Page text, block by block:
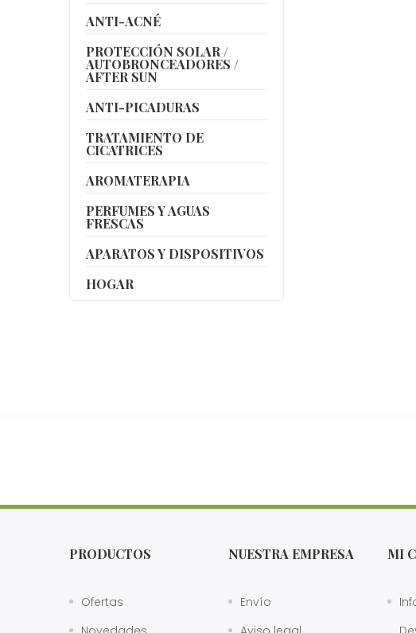
ANTI-ACNÉ
PROTECCIÓN SOLAR /
AUTOBRONCEADORES /
AFTER SUN
ANTI-PICADURAS
TRATAMIENTO DE
CICATRICES
AROMATERAPIA
PERFUMES Y AGUAS
FRESCAS
APARATOS Y DISPOSITIVOS
HOGAR
PRODUCTOS
Ofertas
NUESTRA EMPRESA
Envío
MI